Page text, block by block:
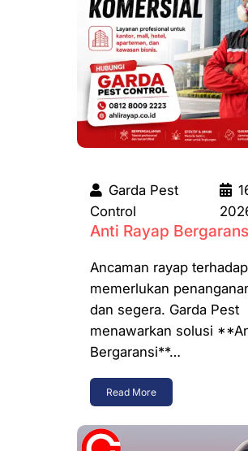
Garda Pest
Control
Anti Rayap
Ancaman rayap
memerlukan
dan segera. Garda Pest
menawarkan solusi
Bergaransi**…
Read More